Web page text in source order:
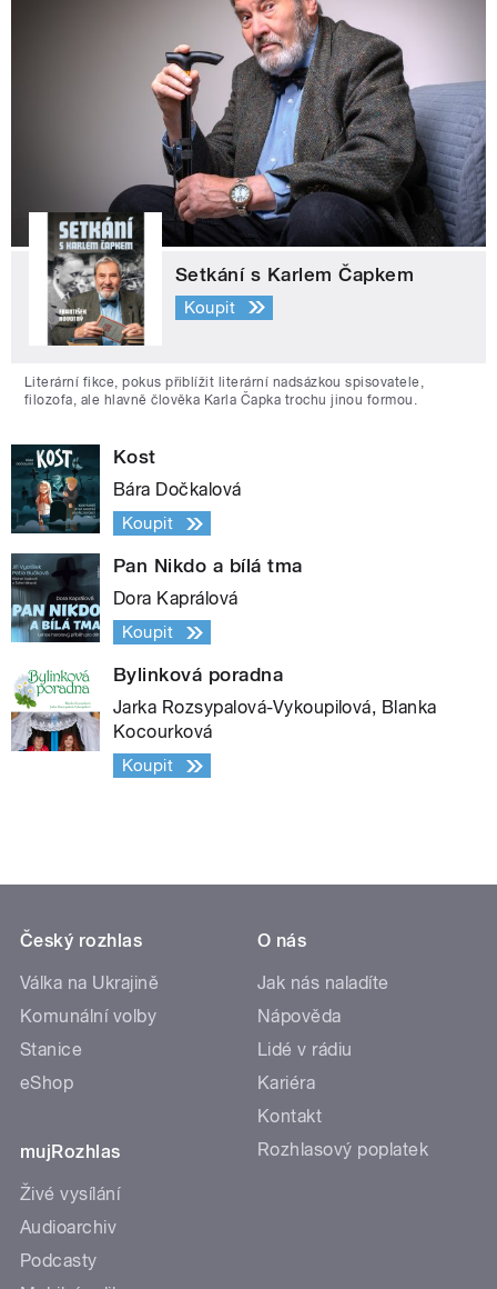
Setkání s Karlem Čapkem
Koupit
Literární fikce, pokus přiblížit literární nadsázkou spisovatele,
filozofa, ale hlavně člověka Karla Čapka trochu jinou formou.
Kost
Bára Dočkalová
Koupit
Pan Nikdo a bílá tma
Dora Kaprálová
Koupit
Bylinková poradna
Jarka Rozsypalová-Vykoupilová, Blanka
Kocourková
Koupit
Český rozhlas
Válka na Ukrajině
Komunální volby
Stanice
eShop
mujRozhlas
Živé vysílání
Audioarchiv
Podcasty
O nás
Jak nás naladíte
Nápověda
Lidé v rádiu
Kariéra
Kontakt
Rozhlasový poplatek